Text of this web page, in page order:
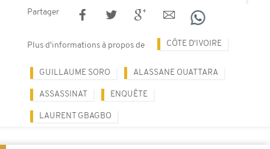
Partager
Plus d'informations à propos de CÔTE D'IVOIRE
GUILLAUME SORO ALASSANE OUATTARA
ASSASSINAT ENQUÊTE
LAURENT GBAGBO